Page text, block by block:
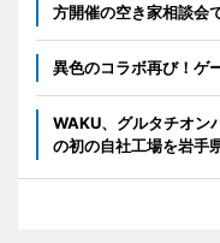
方開催の空き家相談会
異色のコラボ再び！ゲ
WAKU、グルタチオン
の初の自社工場を岩手